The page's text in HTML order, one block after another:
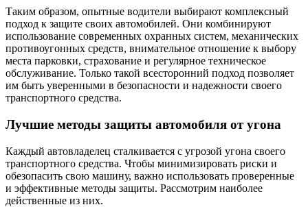
Таким образом, опытные водители выбирают комплексный
подход к защите своих автомобилей. Они комбинируют
использование современных охранных систем, механических
противоугонных средств, внимательное отношение к выбору
места парковки, страхование и регулярное техническое
обслуживание. Только такой всесторонний подход позволяет
им быть уверенными в безопасности и надежности своего
транспортного средства.
Лучшие методы защиты автомобиля от угона
Каждый автовладелец сталкивается с угрозой угона своего
транспортного средства. Чтобы минимизировать риски и
обезопасить свою машину, важно использовать проверенные
и эффективные методы защиты. Рассмотрим наиболее
действенные из них.